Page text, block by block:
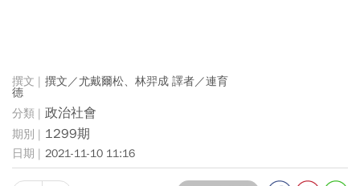
撰文／尤戴爾松、林羿成 譯者／連育
德
政治社會
1299期
2021-11-10 11:16